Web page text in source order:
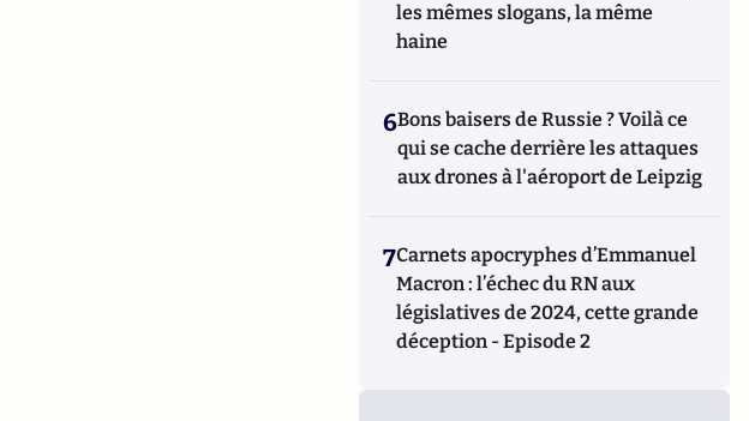
les mêmes slogans, la même
haine
6Bons baisers de Russie ? Voilà ce
qui se cache derrière les attaques
aux drones à l'aéroport de Leipzig
7Carnets apocryphes d’Emmanuel
Macron : l’échec du RN aux
législatives de 2024, cette grande
déception - Episode 2